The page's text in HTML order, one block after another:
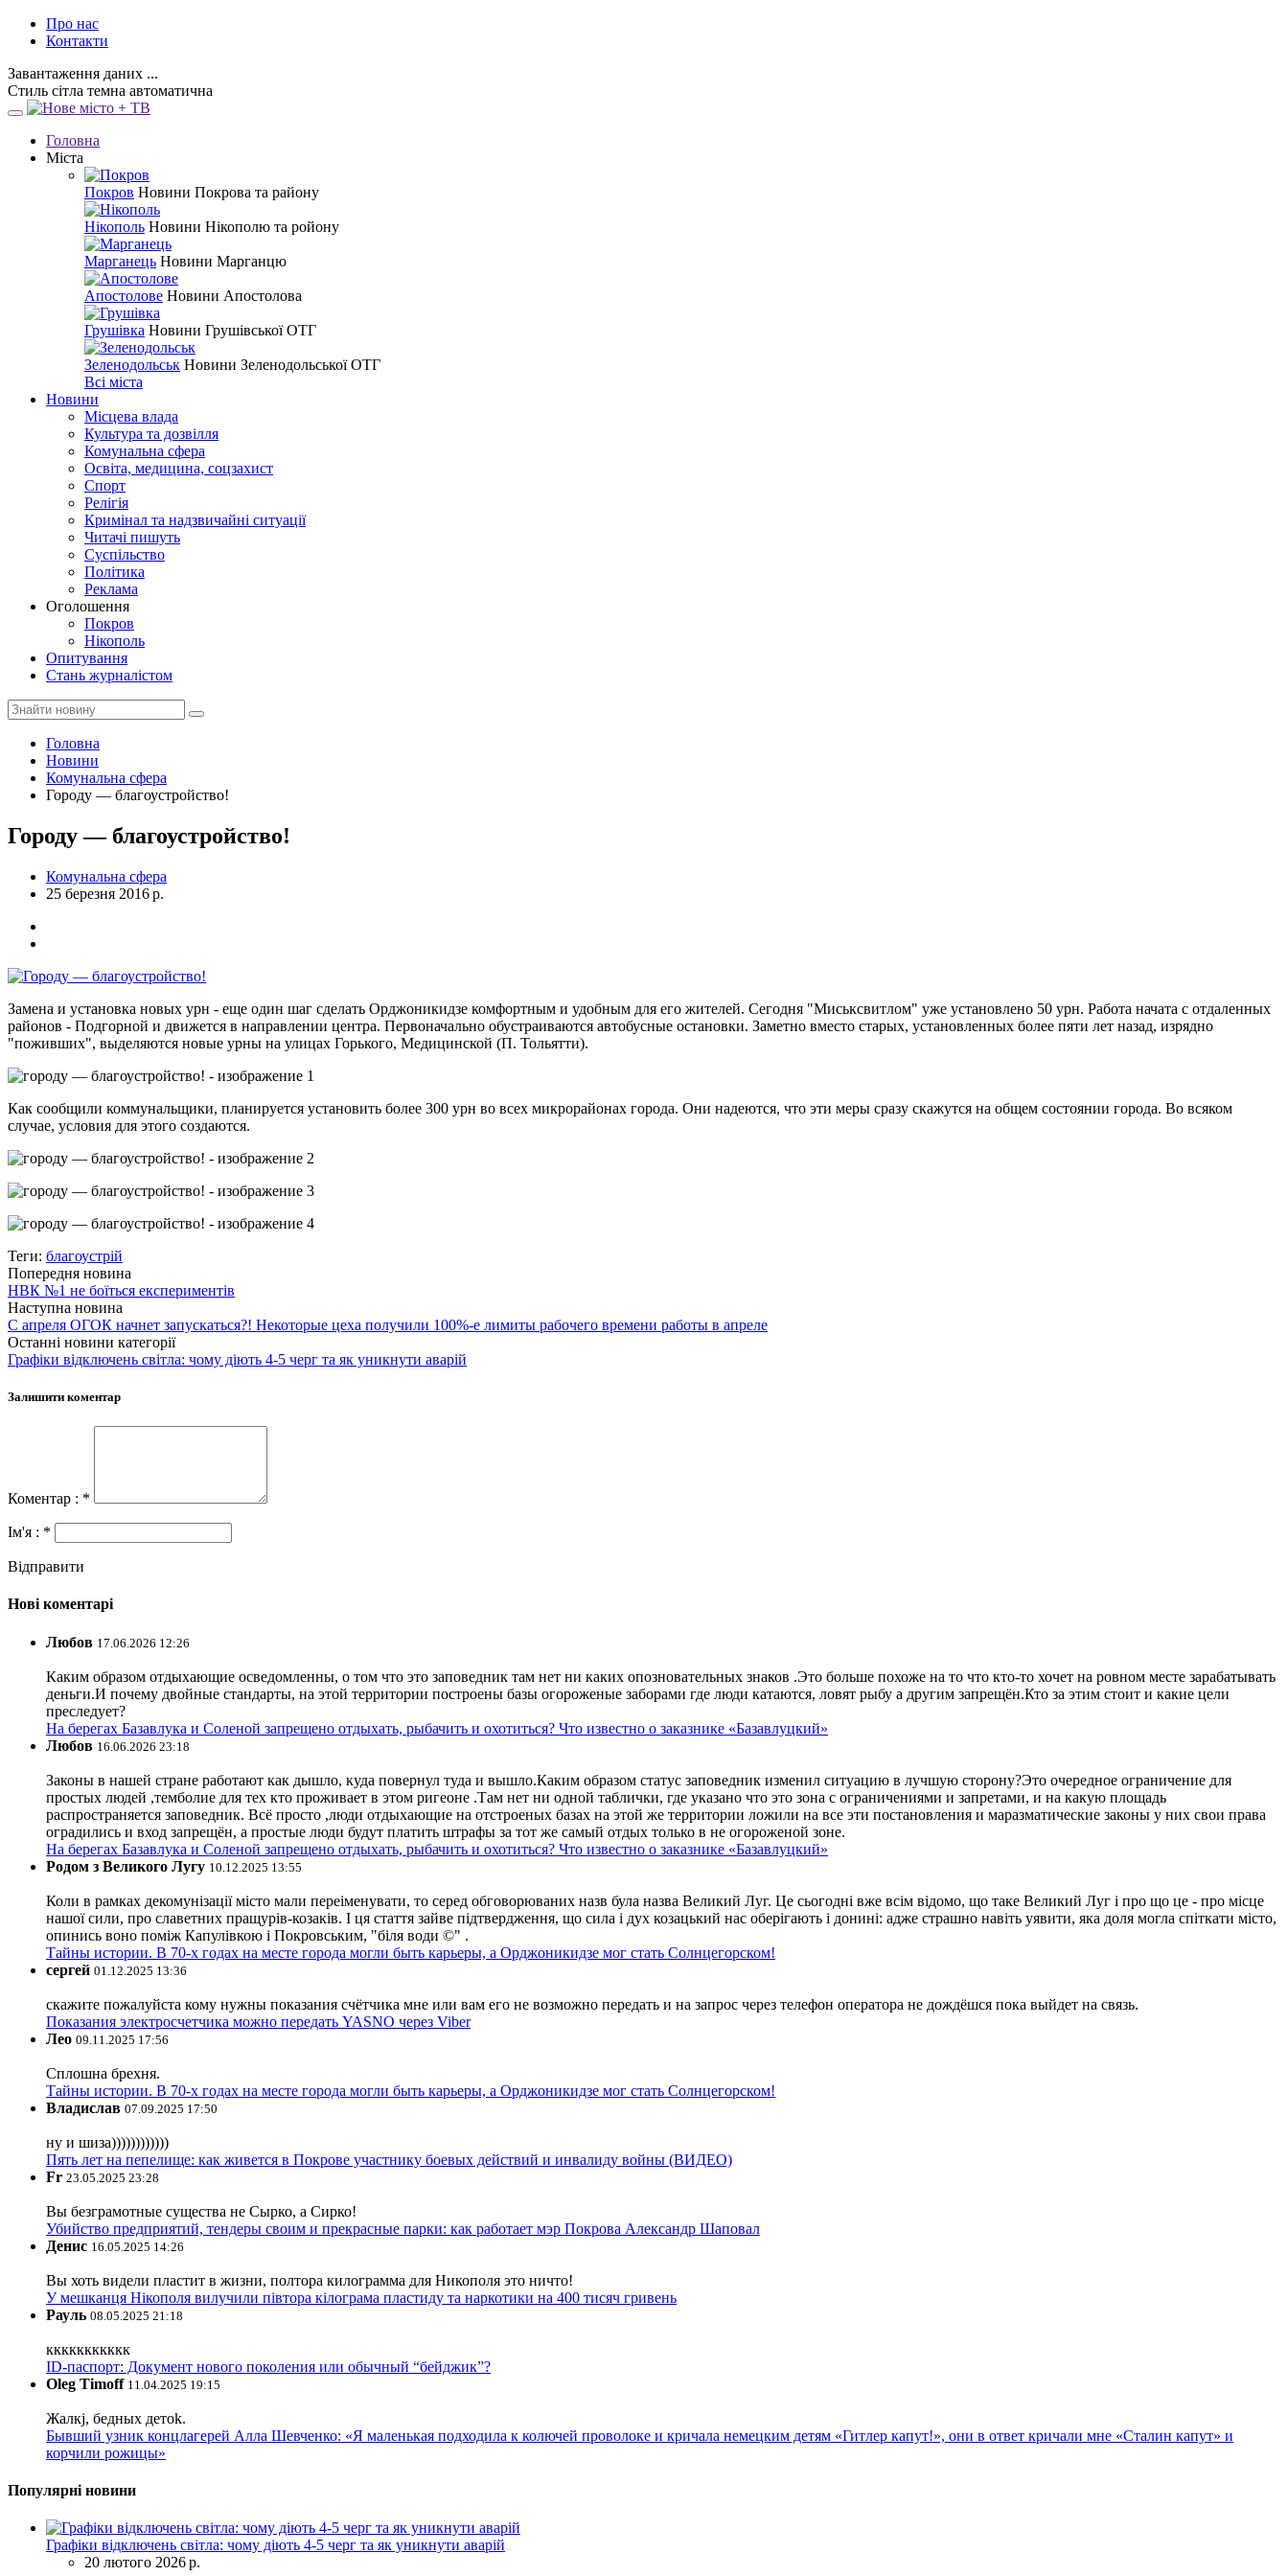
Про нас
Контакти
Завантаження даних ...
Стиль сітла темна автоматична
Головна
Міста
Покров Новини Покрова та району
Нікополь Новини Нікополю та ройону
Марганець Новини Марганцю
Апостолове Новини Апостолова
Грушівка Новини Грушівської ОТГ
Зеленодольськ Новини Зеленодольської ОТГ
Всі міста
Новини
Місцева влада
Культура та дозвілля
Комунальна сфера
Освіта, медицина, соцзахист
Спорт
Релігія
Кримінал та надзвичайні ситуації
Читачі пишуть
Суспільство
Політика
Реклама
Оголошення
Покров
Нікополь
Опитування
Стань журналістом
Головна
Новини
Комунальна сфера
Городу — благоустройство!
Городу — благоустройство!
Комунальна сфера
25 березня 2016 р.
Замена и установка новых урн - еще один шаг сделать Орджоникидзе комфортным и удобным для его жителей. Сегодня "Миськсвитлом" уже установлено 50 урн. Работа начата с отдаленных
районов - Подгорной и движется в направлении центра. Первоначально обустраиваются автобусные остановки. Заметно вместо старых, установленных более пяти лет назад, изрядно
"поживших", выделяются новые урны на улицах Горького, Медицинской (П. Тольятти).
Как сообщили коммунальщики, планируется установить более 300 урн во всех микрорайонах города. Они надеются, что эти меры сразу скажутся на общем состоянии города. Во всяком
случае, условия для этого создаются.
Теги: благоустрій
Попередня новина
НВК №1 не боїться експериментів
Наступна новина
С апреля ОГОК начнет запускаться?! Некоторые цеха получили 100%-е лимиты рабочего времени работы в апреле
Останні новини категорії
Графіки відключень світла: чому діють 4-5 черг та як уникнути аварій
Залишити коментар
Коментар : *
Ім'я : *
Відправити
Нові коментарі
Любов 17.06.2026 12:26
Каким образом отдыхающие осведомленны, о том что это заповедник там нет ни каких опозновательных знаков .Это больше похоже на то что кто-то хочет на ровном месте зарабатывать
деньги.И почему двойные стандарты, на этой территории построены базы огороженые заборами где люди катаются, ловят рыбу а другим запрещён.Кто за этим стоит и какие цели
преследует?
На берегах Базавлука и Соленой запрещено отдыхать, рыбачить и охотиться? Что известно о заказнике «Базавлуцкий»
Любов 16.06.2026 23:18
Законы в нашей стране работают как дышло, куда повернул туда и вышло.Каким образом статус заповедник изменил ситуацию в лучшую сторону?Это очередное ограничение для
простых людей ,темболие для тех кто проживает в этом ригеоне .Там нет ни одной таблички, где указано что это зона с ограничениями и запретами, и на какую площадь
распространяется заповедник. Всё просто ,люди отдыхающие на отстроеных базах на этой же территории ложили на все эти постановления и маразматические законы у них свои права
оградились и вход запрещён, а простые люди будут платить штрафы за тот же самый отдых только в не огороженой зоне.
На берегах Базавлука и Соленой запрещено отдыхать, рыбачить и охотиться? Что известно о заказнике «Базавлуцкий»
Родом з Великого Лугу 10.12.2025 13:55
Коли в рамках декомунізації місто мали переіменувати, то серед обговорюваних назв була назва Великий Луг. Це сьогодні вже всім відомо, що таке Великий Луг і про що це - про місце
нашої сили, про славетних пращурів-козаків. І ця стаття зайве підтвердження, що сила і дух козацький нас оберігають і донині: адже страшно навіть уявити, яка доля могла спіткати місто,
опинись воно поміж Капулівкою і Покровським, "біля води ©" .
Тайны истории. В 70-х годах на месте города могли быть карьеры, а Орджоникидзе мог стать Солнцегорском!
сергей 01.12.2025 13:36
скажите пожалуйста кому нужны показания счётчика мне или вам его не возможно передать и на запрос через телефон оператора не дождёшся пока выйдет на связь.
Показания электросчетчика можно передать YASNO через Viber
Лео 09.11.2025 17:56
Сплошна брехня.
Тайны истории. В 70-х годах на месте города могли быть карьеры, а Орджоникидзе мог стать Солнцегорском!
Владислав 07.09.2025 17:50
ну и шиза))))))))))))
Пять лет на пепелище: как живется в Покрове участнику боевых действий и инвалиду войны (ВИДЕО)
Fr 23.05.2025 23:28
Вы безграмотные существа не Сырко, а Сирко!
Убийство предприятий, тендеры своим и прекрасные парки: как работает мэр Покрова Александр Шаповал
Денис 16.05.2025 14:26
Вы хоть видели пластит в жизни, полтора килограмма для Никополя это ничто!
У мешканця Нікополя вилучили півтора кілограма пластиду та наркотики на 400 тисяч гривень
Рауль 08.05.2025 21:18
ккккккккккк
ID-паспорт: Документ нового поколения или обычный “бейджик”?
Oleg Timoff 11.04.2025 19:15
Жалкj, бедных детok.
Бывший узник концлагерей Алла Шевченко: «Я маленькая подходила к колючей проволоке и кричала немецким детям «Гитлер капут!», они в ответ кричали мне «Сталин капут» и
корчили рожицы»
Популярні новини
Графіки відключень світла: чому діють 4-5 черг та як уникнути аварій
20 лютого 2026 р.